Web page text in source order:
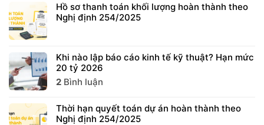
Hồ sơ thanh toán khối lượng hoàn thành theo
Nghị định 254/2025
Khi nào lập báo cáo kinh tế kỹ thuật? Hạn mức
20 tỷ 2026
2 Bình luận
Thời hạn quyết toán dự án hoàn thành theo
Nghị định 254/2025